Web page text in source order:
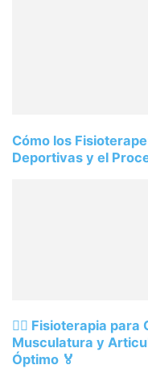
Cómo los
Deportivas y el
🏃‍♂️ Fisioterapia
Musculatura y
Óptimo 🏅